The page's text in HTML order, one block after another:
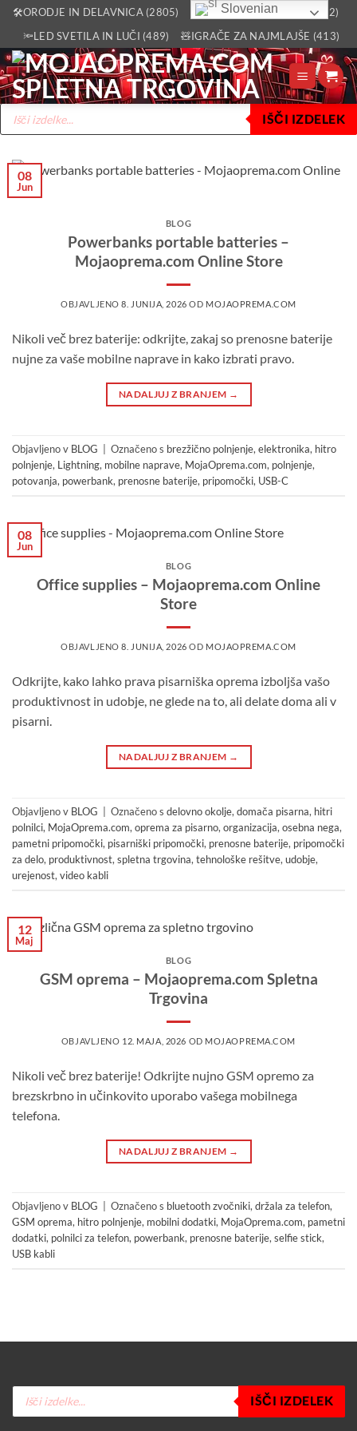
Skoči
vsebino
🛠️ORODJE IN DELAVNICA (2805)
🏡VSE ZA DOM IN VRT (2512)
🔦LED SVETILA IN LUČI (489)
🧸IGRAČE ZA NAJMLAJŠE (413)
Products
search
IŠČI IZDELEK
08
Jun
BLOG
Powerbanks portable batteries –
Mojaoprema.com Online Store
OBJAVLJENO8. JUNIJA, 2026 OD MOJAOPREMA.COM
Nikoli več brez baterije: odkrijte, zakaj so prenosne baterije
nujne za vaše mobilne naprave in kako izbrati pravo.
NADALJUJ Z BRANJEM →
Objavljeno v BLOG Označeno s brezžično polnjenje, elektronika, hitro
polnjenje, Lightning, mobilne naprave, MojaOprema.com, polnjenje,
potovanja, powerbank, prenosne baterije, pripomočki, USB-C
08
Jun
BLOG
Office supplies – Mojaoprema.com Online
Store
OBJAVLJENO8. JUNIJA, 2026 OD MOJAOPREMA.COM
Odkrijte, kako lahko prava pisarniška oprema izboljša vašo
produktivnost in udobje, ne glede na to, ali delate doma ali v
pisarni.
NADALJUJ Z BRANJEM →
Objavljeno v BLOG Označeno s delovno okolje, domača pisarna, hitri
polnilci, MojaOprema.com, oprema za pisarno, organizacija, osebna nega,
pametni pripomočki, pisarniški pripomočki, prenosne baterije, pripomočki
za delo, produktivnost, spletna trgovina, tehnološke rešitve, udobje,
urejenost, video kabli
12
Maj
BLOG
GSM oprema – Mojaoprema.com Spletna
Trgovina
OBJAVLJENO 12. MAJA, 2026 OD MOJAOPREMA.COM
Nikoli več brez baterije! Odkrijte nujno GSM opremo za
brezskrbno in učinkovito uporabo vašega mobilnega
telefona.
NADALJUJ Z BRANJEM →
Objavljeno v BLOG Označeno s bluetooth zvočniki,držala za telefon,
GSM oprema, hitro polnjenje, mobilni dodatki, MojaOprema.com, pametni
dodatki, polnilci za telefon, powerbank, prenosne baterije,selfie stick,
USB kabli
Products
search
IŠČI IZDELEK
Slovenian